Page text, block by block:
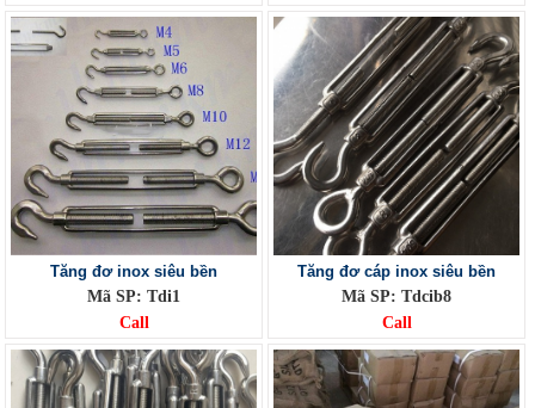
Tăng đơ inox siêu bền
Mã SP: Tdi1
Call
Tăng đơ cáp inox siêu bền
Mã SP: Tdcib8
Call